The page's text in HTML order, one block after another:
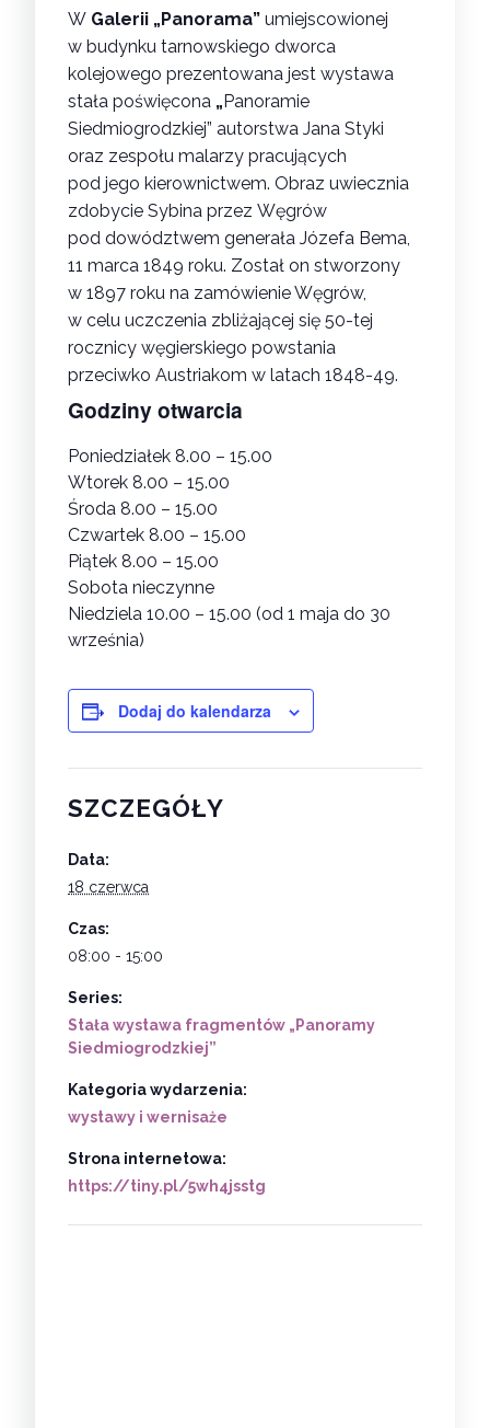
W Galerii „Panorama” umiejscowionej
w budynku tarnowskiego dworca
kolejowego prezentowana jest wystawa
stała poświęcona „Panoramie
Siedmiogrodzkiej” autorstwa Jana Styki
oraz zespołu malarzy pracujących
pod jego kierownictwem. Obraz uwiecznia
zdobycie Sybina przez Węgrów
pod dowództwem generała Józefa Bema,
11 marca 1849 roku. Został on stworzony
w 1897 roku na zamówienie Węgrów,
w celu uczczenia zbliżającej się 50-tej
rocznicy węgierskiego powstania
przeciwko Austriakom w latach 1848-49.
Godziny otwarcia
Poniedziałek 8.00 – 15.00
Wtorek 8.00 – 15.00
Środa 8.00 – 15.00
Czwartek 8.00 – 15.00
Piątek 8.00 – 15.00
Sobota nieczynne
Niedziela 10.00 – 15.00 (od 1 maja do 30
września)
Dodaj do kalendarza
SZCZEGÓŁY
Data:
18 czerwca
Czas:
08:00 - 15:00
Series:
Stała wystawa fragmentów „Panoramy
Siedmiogrodzkiej”
Kategoria wydarzenia:
wystawy i wernisaże
Strona internetowa:
https://tiny.pl/5wh4jsstg